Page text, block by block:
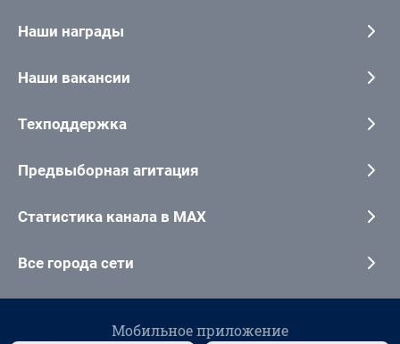
Наши награды
Наши вакансии
Техподдержка
Предвыборная агитация
Статистика канала в MAX
Все города сети
Мобильное приложение